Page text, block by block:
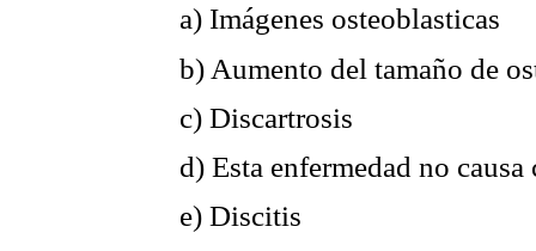
a) Imágenes osteoblasticas
b) Aumento del tamaño de
c) Discartrosis
d) Esta enfermedad no
e) Discitis